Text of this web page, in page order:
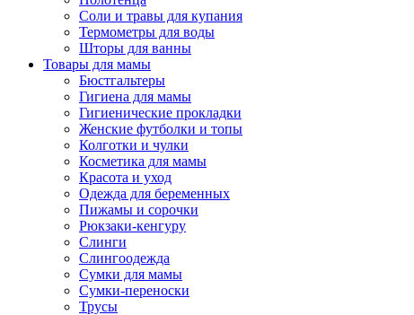
Соли и травы для купания
Термометры для воды
Шторы для ванны
Товары для мамы
Бюстгальтеры
Гигиена для мамы
Гигиенические прокладки
Женские футболки и топы
Колготки и чулки
Косметика для мамы
Красота и уход
Одежда для беременных
Пижамы и сорочки
Рюкзаки-кенгуру
Слинги
Слингоодежда
Сумки для мамы
Сумки-переноски
Трусы